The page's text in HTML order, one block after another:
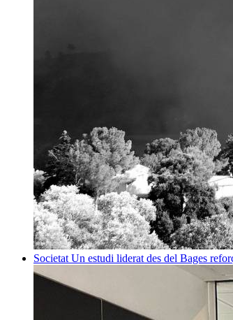
Societat Un estudi liderat des del Bages